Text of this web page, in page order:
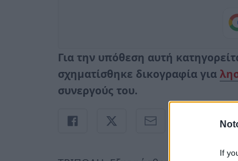
If
Για την υπόθεση αυτή
σχηματίσθηκε δικογραφία για
συνεργούς του.